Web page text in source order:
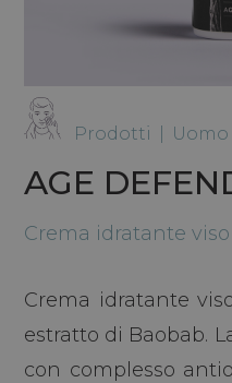
Prodotti Uomo
AGE
Crema idratante viso
Crema idratante
estratto di Baobab.
con complesso